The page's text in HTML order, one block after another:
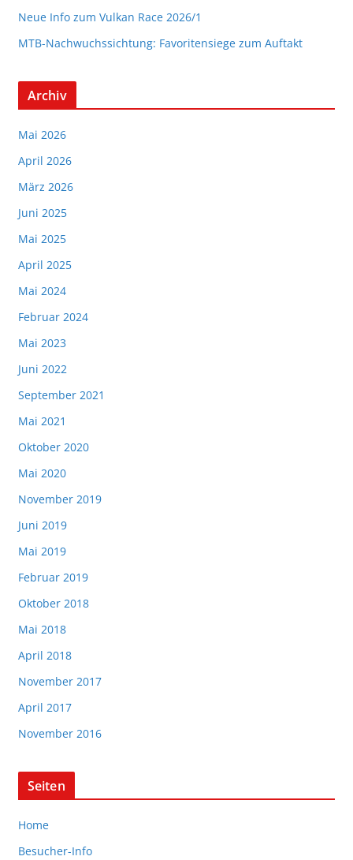
Neue Info zum Vulkan Race 2026/1
MTB-Nachwuchssichtung: Favoritensiege zum Auftakt
Archiv
Mai 2026
April 2026
März 2026
Juni 2025
Mai 2025
April 2025
Mai 2024
Februar 2024
Mai 2023
Juni 2022
September 2021
Mai 2021
Oktober 2020
Mai 2020
November 2019
Juni 2019
Mai 2019
Februar 2019
Oktober 2018
Mai 2018
April 2018
November 2017
April 2017
November 2016
Seiten
Home
Besucher-Info